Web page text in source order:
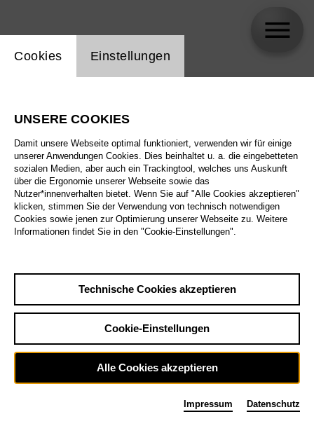
Alle Sparten
Alle Spielstätten
Alle Merkmale
Sa29.8.
Großes Haus
12:00 Eröffnungswochenende
Einstellung Website Cookie
Cookies Einstellungen
UNSERE COOKIES
Damit unsere Webseite optimal funktioniert, verwenden wir für einige
unserer Anwendungen Cookies. Dies beinhaltet u. a. die eingebetteten
sozialen Medien, aber auch ein Trackingtool, welches uns Auskunft
über die Ergonomie unserer Webseite sowie das
Nutzer*innenverhalten bietet. Wenn Sie auf "Alle Cookies akzeptieren"
klicken, stimmen Sie der Verwendung von technisch notwendigen
Cookies sowie jenen zur Optimierung unserer Webseite zu. Weitere
Informationen findet Sie in den "Cookie-Einstellungen".
Technische Cookies akzeptieren
Cookie-Einstellungen
Alle Cookies akzeptieren
Impressum Datenschutz